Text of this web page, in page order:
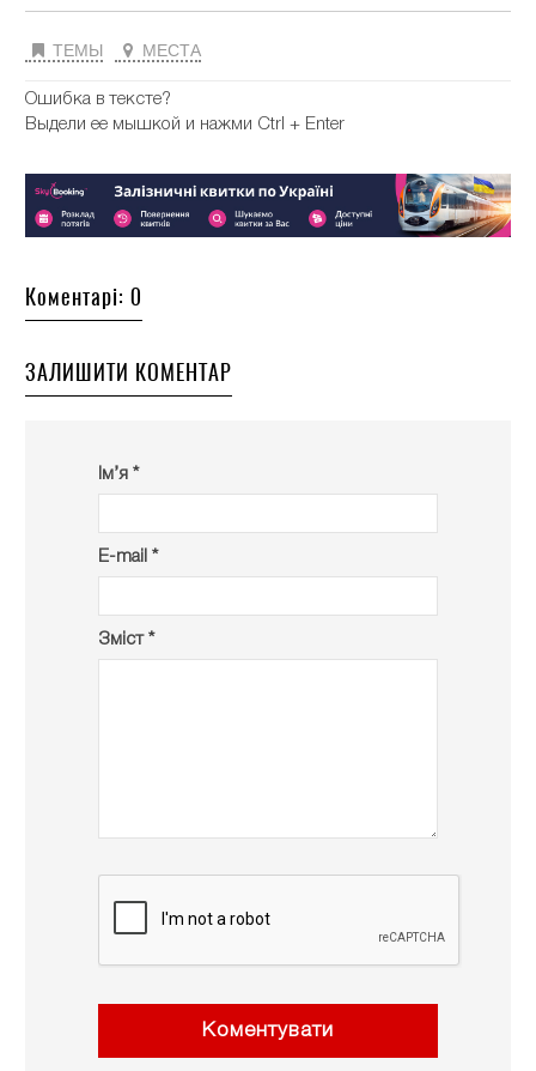
ТЕМЫ МЕСТА
Ошибка в тексте?
Выдели ее мышкой и нажми Ctrl + Enter
Коментарі: 0
ЗАЛИШИТИ КОМЕНТАР
Ім’я *
E-mail *
Зміст *
Коментувати